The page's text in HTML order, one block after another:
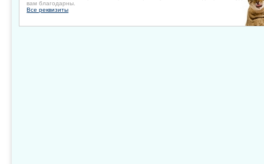
вам благодарны.
Все реквизиты